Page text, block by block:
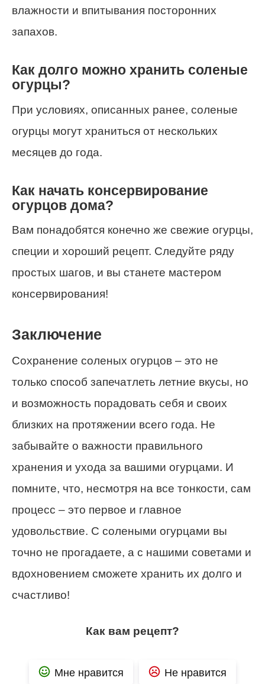
влажности и впитывания посторонних
запахов.
Как долго можно хранить соленые
огурцы?
При условиях, описанных ранее, соленые
огурцы могут храниться от нескольких
месяцев до года.
Как начать консервирование
огурцов дома?
Вам понадобятся конечно же свежие огурцы,
специи и хороший рецепт. Следуйте ряду
простых шагов, и вы станете мастером
консервирования!
Заключение
Сохранение соленых огурцов – это не
только способ запечатлеть летние вкусы, но
и возможность порадовать себя и своих
близких на протяжении всего года. Не
забывайте о важности правильного
хранения и ухода за вашими огурцами. И
помните, что, несмотря на все тонкости, сам
процесс – это первое и главное
удовольствие. С солеными огурцами вы
точно не прогадаете, а с нашими советами и
вдохновением сможете хранить их долго и
счастливо!
Как вам рецепт?
Мне нравится Не нравится